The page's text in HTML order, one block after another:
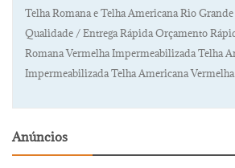
Telha Romana e Telha Americana Rio
Qualidade / Entrega Rápida Orçamento
Romana Vermelha Impermeabilizada Telha
Impermeabilizada Telha Americana Vermelha
Anúncios